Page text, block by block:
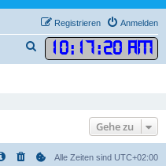
Anmelden
Registrieren
10: 17:20 AM
u
Gehe zu
Alle Zeiten sind UTC+02:00